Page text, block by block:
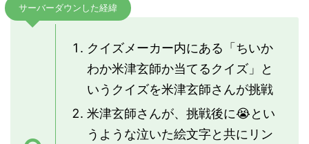
サーバーダウンした経緯
クイズメーカー内にある「ちいか
わか米津玄師か当てるクイズ」と
いうクイズを米津玄師さんが挑戦
米津玄師さんが、挑戦後に😭とい
うような泣いた絵文字と共にリン